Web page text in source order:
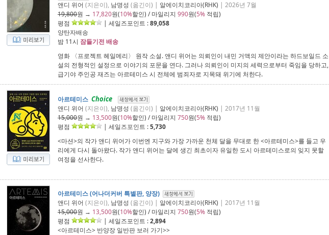
앤디 위어 (지은이), 남명성 (옮긴이) | 알에이치코리아(RHK) | 2026년 7월
19,800원 → 17,820원(10%할인) / 마일리지 990원(5% 적립)
평점
| 세일즈포인트 :89,058
양탄자배송
밤 11시 잠들기전 배송
영화 〈프로젝트 헤일메리〉 원작 소설. 앤디 위어는 의뢰인이 내민 거액의 제안이라는 하드보일드 소
설의 전형적인 설정으로 이야기의 포문을 연다. 그러나 의뢰인이 미지의 세력으로부터 죽임을 당하고,
급기야 주인공 재즈는 아르테미스 시 전체에 범죄자로 지목돼 위기에 처한다.
아르테미스 Choice
앤디 위어 (지은이), 남명성 (옮긴이) | 알에이치코리아(RHK) | 2017년 11월
15,000원 → 13,500원(10%할인) / 마일리지 750원(5% 적립)
평점
| 세일즈포인트 :5,730
<마션>의 작가 앤디 위어가 이번엔 지구와 가장 가까운 천체 달을 무대로 한 <아르테미스>를 들고 우
리에게 다시 돌아왔다. 작가 앤디 위어는 달에 생긴 최초이자 유일한 도시 아르테미스로의 잊지 못할
여정을 선사한다.
아르테미스 (어나더커버 특별판, 양장)
앤디 위어 (지은이), 남명성 (옮긴이) | 알에이치코리아(RHK) | 2017년 11월
15,000원 → 13,500원(10%할인) / 마일리지 750원(5% 적립)
평점
| 세일즈포인트 :2,894
<아르테미스> 반양장 일반판 보러 가기>>